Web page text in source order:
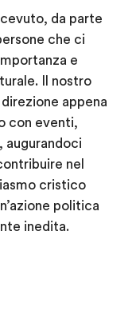
da parte
che ci
e
Il nostro
appena
con eventi,
augurandoci
nel
cristico
politica
inedita.